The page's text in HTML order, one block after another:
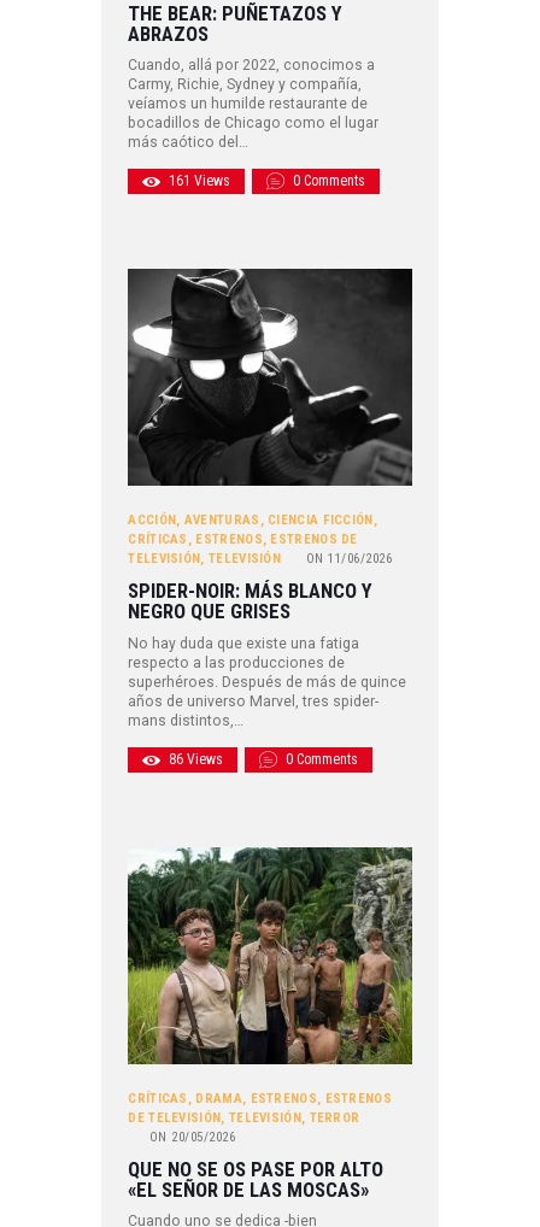
THE BEAR: PUÑETAZOS Y
ABRAZOS
Cuando, allá por 2022, conocimos a
Carmy, Richie, Sydney y compañía,
veíamos un humilde restaurante de
bocadillos de Chicago como el lugar
más caótico del…
161 Views 0 Comments
ACCIÓN , AVENTURAS , CIENCIA FICCIÓN ,
CRÍTICAS , ESTRENOS, ESTRENOS DE
TELEVISIÓN , TELEVISIÓN ON 11/06/2026
SPIDER-NOIR: MÁS BLANCO Y
NEGRO QUE GRISES
No hay duda que existe una fatiga
respecto a las producciones de
superhéroes. Después de más de quince
años de universo Marvel, tres spider-
mans distintos,…
86 Views 0 Comments
CRÍTICAS , DRAMA, ESTRENOS, ESTRENOS
DE TELEVISIÓN, TELEVISIÓN, TERROR
ON 20/05/2026
QUE NO SE OS PASE POR ALTO
«EL SEÑOR DE LAS MOSCAS»
Cuando uno se dedica -bien